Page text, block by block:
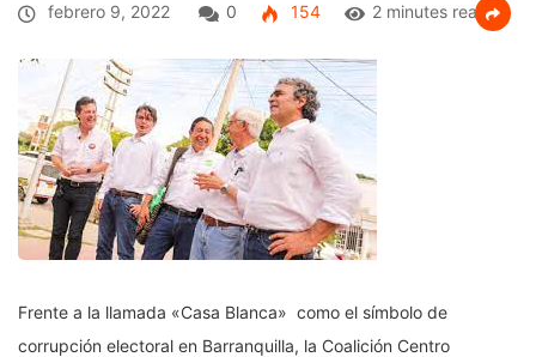
febrero 9, 2022 0 154 2 minutes read
Frente a la llamada «Casa Blanca» como el símbolo de
corrupción electoral en Barranquilla, la Coalición Centro